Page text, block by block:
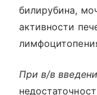
билирубина,
активности
При в/в